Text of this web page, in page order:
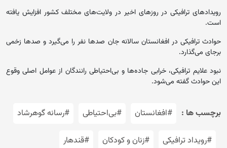
رویدادهای ترافیکی در روزهای اخیر در ولایت‌های مختلف کشور افزایش یافته
است.
حوادث ترافیکی در افغانستان سالانه جان صدها نفر را می‌گیرد و صدها زخمی
برجای می‌گذارد.
نبود علایم ترافیکی، خرابی جاده‌ها و بی‌احتیاطی رانندگان از عوامل اصلی وقوع
این حوادث گفته می‌شود.
برچسب ها : #افغانستان #بی‌احتیاطی #رسانه گوهرشاد
#رویداد ترافیکی #زنان و کودکان #قندهار